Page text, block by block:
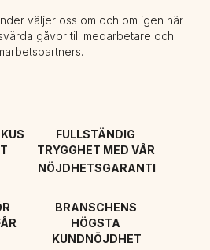
väljer oss om och om igen när
gåvor till medarbetare och
FULLSTÄNDIG
TRYGGHET MED VÅR
NÖJDHETSGARANTI
BRANSCHENS
HÖGSTA
KUNDNÖJDHET